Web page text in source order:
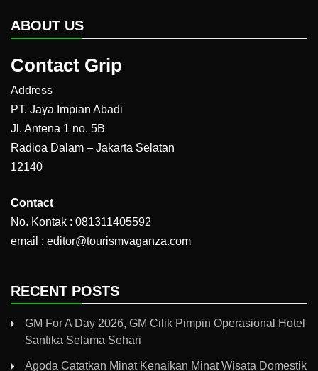
ABOUT US
Contact Grip
Address
PT. Jaya Impian Abadi
Jl. Antena 1 no. 5B
Radioa Dalam – Jakarta Selatan
12140
Contact
No. Kontak : 081311405592
email : editor@tourismvaganza.com
RECENT POSTS
GM For A Day 2026, GM Cilik Pimpin Operasional Hotel
Santika Selama Sehari
Agoda Catatkan Minat Kenaikan Minat Wisata Domestik